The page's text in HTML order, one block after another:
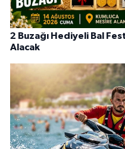
2 Buzağı Hediyeli Bal
Alacak